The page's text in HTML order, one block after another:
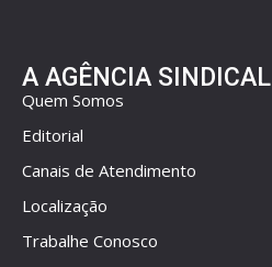
A AGÊNCIA SINDICAL
Quem Somos
Editorial
Canais de Atendimento
Localização
Trabalhe Conosco